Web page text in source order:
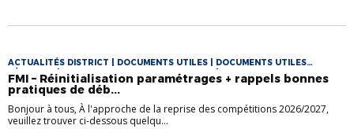
ACTUALITÉS DISTRICT | DOCUMENTS UTILES | DOCUMENTS UTILES
FÉMININES | DOCUMENTS UTILES FOOT LOISIR | DOCUMENTS UTILES
FUTSAL | VIE DES CLUBS
FMI – Réinitialisation paramétrages + rappels bonnes
pratiques de déb...
Bonjour à tous, À l'approche de la reprise des compétitions 2026/2027,
veuillez trouver ci-dessous quelqu...